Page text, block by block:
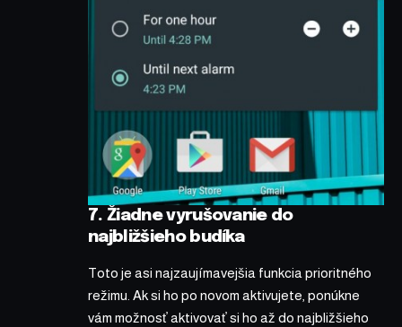
7. Žiadne vyrušovanie do
najbližšieho budíka
Toto je asi najzaujímavejšia funkcia prioritného
režimu. Ak si ho po novom aktivujete, ponúkne
vám možnosť aktivovať si ho až do najbližšieho